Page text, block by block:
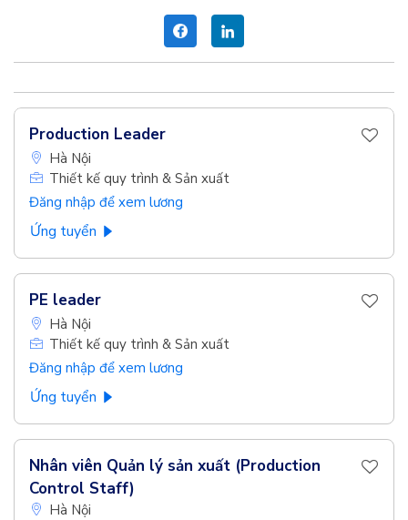
Production Leader
Hà Nội
Thiết kế quy trình & Sản xuất
Đăng nhập để xem lương
Ứng tuyển
PE leader
Hà Nội
Thiết kế quy trình & Sản xuất
Đăng nhập để xem lương
Ứng tuyển
Nhân viên Quản lý sản xuất (Production
Control Staff)
Hà Nội